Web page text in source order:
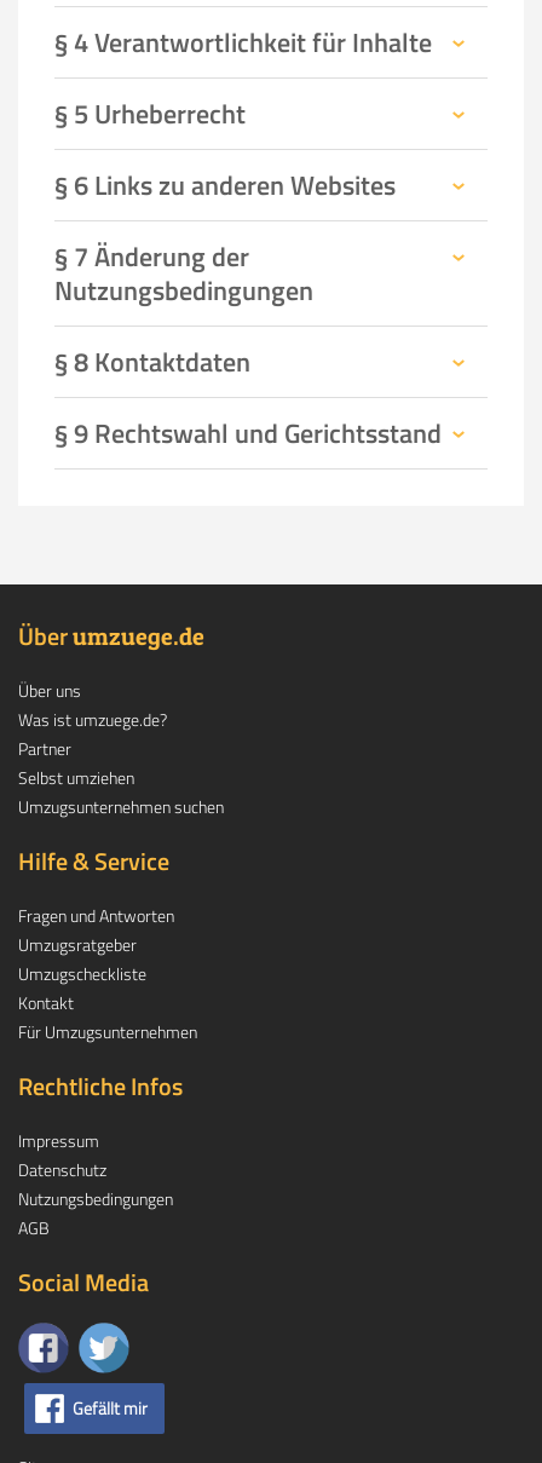
§ 4 Verantwortlichkeit für Inhalte
§ 5 Urheberrecht
§ 6 Links zu anderen Websites
§ 7 Änderung der
Nutzungsbedingungen
§ 8 Kontaktdaten
§ 9 Rechtswahl und Gerichtsstand
Überumzuege.de
Über uns
Was ist umzuege.de?
Partner
Selbst umziehen
Umzugsunternehmen suchen
Hilfe & Service
Fragen und Antworten
Umzugsratgeber
Umzugscheckliste
Kontakt
Für Umzugsunternehmen
Rechtliche Infos
Impressum
Datenschutz
Nutzungsbedingungen
AGB
Social Media
Gefällt mir